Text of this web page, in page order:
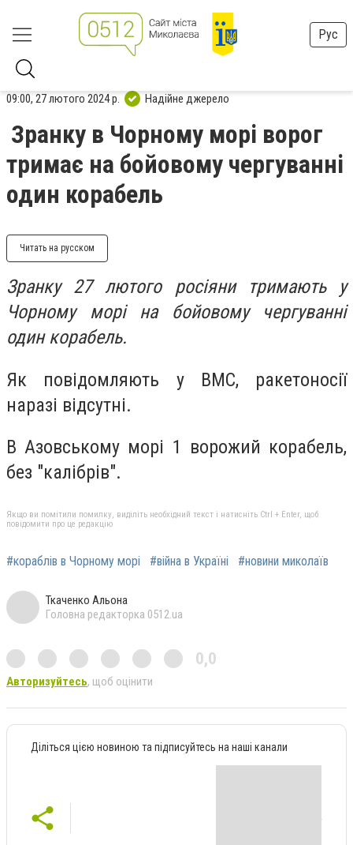
Рус
09:00, 27 лютого 2024 р. Надійне джерело
Зранку в Чорному морі ворог
тримає на бойовому чергуванні
один корабель
Читать на русском
Зранку 27 лютого росіяни тримають у
Чорному морі на бойовому чергуванні
один корабель.
Як повідомляють у ВМС, ракетоносії
наразі відсутні.
В Азовському морі 1 ворожий корабель,
без "калібрів".
Якщо ви помітили помилку, виділіть необхідний текст і натисніть Ctrl + Enter, щоб
повідомити про це редакцію
#кораблів в Чорному морі #війна в Україні #новини миколаїв
Ткаченко Альона
Головна редакторка 0512.ua
0,0
Авторизуйтесь, щоб оцінити
Діліться цією новиною та підписуйтесь на наші канали